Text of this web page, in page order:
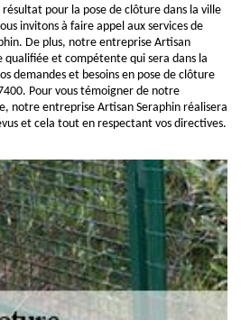
résultat pour la pose de clôture dans la ville
invitons à faire appel aux services de
De plus, notre entreprise Artisan
qualifiée et compétente qui sera dans la
demandes et besoins en pose de clôture
Pour vous témoigner de notre
notre entreprise Artisan Seraphin réalisera
et cela tout en respectant vos directives.